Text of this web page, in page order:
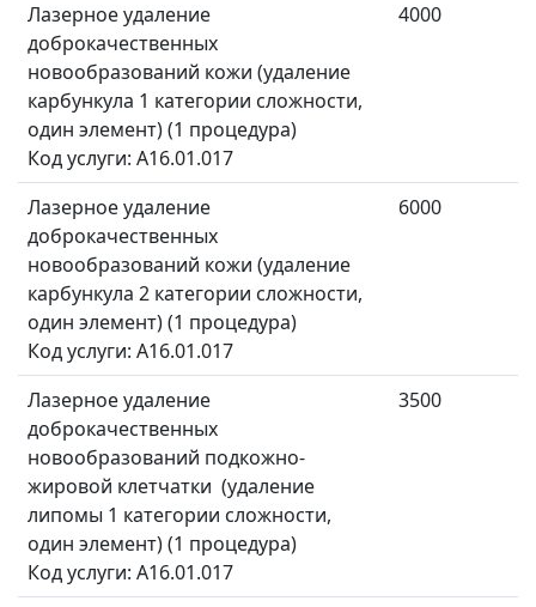
Лазерное удаление
доброкачественных
новообразований кожи (удаление
карбункула 1 категории сложности,
один элемент) (1 процедура)
Код услуги: A16.01.017
4000
Лазерное удаление
доброкачественных
новообразований кожи (удаление
карбункула 2 категории сложности,
один элемент) (1 процедура)
Код услуги: A16.01.017
6000
Лазерное удаление
доброкачественных
новообразований подкожно-
жировой клетчатки (удаление
липомы 1 категории сложности,
один элемент) (1 процедура)
Код услуги: A16.01.017
3500